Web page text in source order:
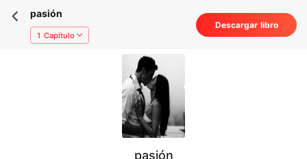
pasión
1 Capítulo
Descargar libro
pasión